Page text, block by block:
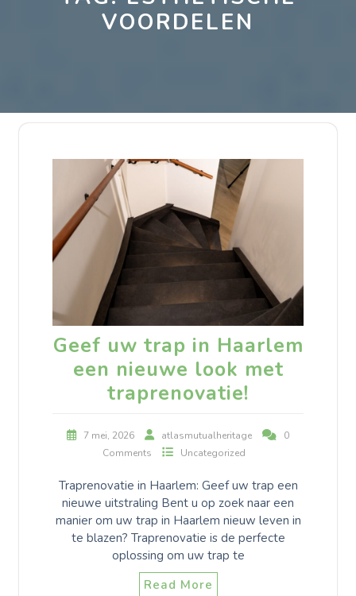
VOORDELEN
Geef uw trap in Haarlem
een nieuwe look met
traprenovatie!
7 mei, 2026 atlasmutualheritage
0
Comments
Uncategorized
Traprenovatie in Haarlem: Geef uw trap een
nieuwe uitstraling Bent u op zoek naar een
manier om uw trap in Haarlem nieuw leven in
te blazen? Traprenovatie is de perfecte
oplossing om uw trap te
Read More